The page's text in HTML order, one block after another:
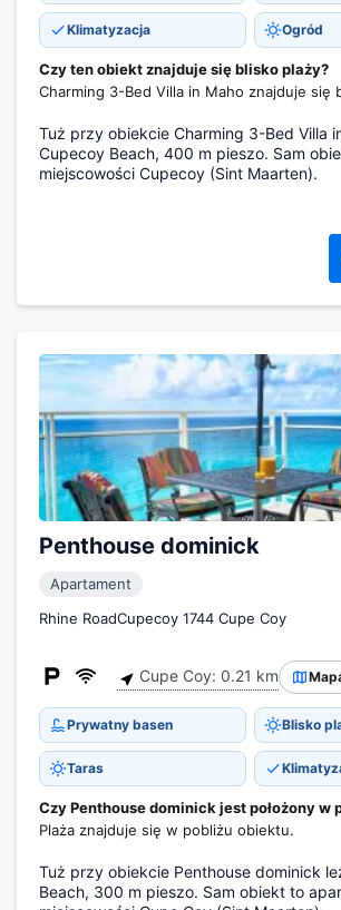
Klimatyzacja Ogród
Czy ten obiekt znajduje się blisko plaży?
Charming 3-Bed Villa in Maho znajduje się
Tuż przy obiekcie Charming 3-Bed Villa
Cupecoy Beach, 400 m pieszo. Sam
miejscowości Cupecoy (Sint Maarten).
Penthouse dominick
Apartament
Rhine RoadCupecoy 1744 Cupe Coy
Cupe Coy: 0.21 km
Prywatny basen Blisko
Taras
Czy Penthouse dominick jest położony w
Plaża znajduje się w pobliżu obiektu.
Tuż przy obiekcie Penthouse dominick
Beach, 300 m pieszo. Sam obiekt to